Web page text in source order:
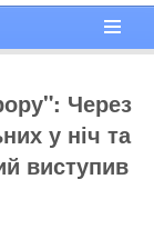
Через
у ніч та
виступив